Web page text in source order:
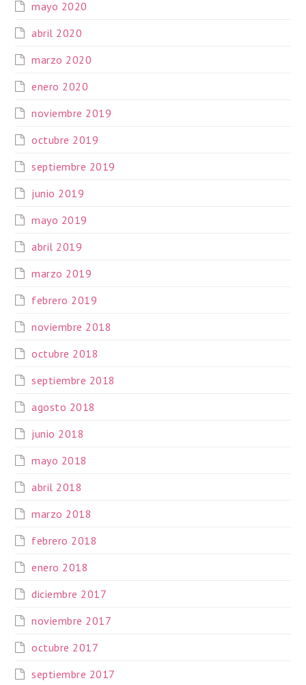
mayo 2020
abril 2020
marzo 2020
enero 2020
noviembre 2019
octubre 2019
septiembre 2019
junio 2019
mayo 2019
abril 2019
marzo 2019
febrero 2019
noviembre 2018
octubre 2018
septiembre 2018
agosto 2018
junio 2018
mayo 2018
abril 2018
marzo 2018
febrero 2018
enero 2018
diciembre 2017
noviembre 2017
octubre 2017
septiembre 2017